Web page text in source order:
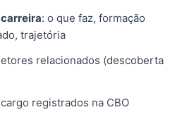
: o que faz, formação
trajetória
relacionados (descoberta
registrados na CBO